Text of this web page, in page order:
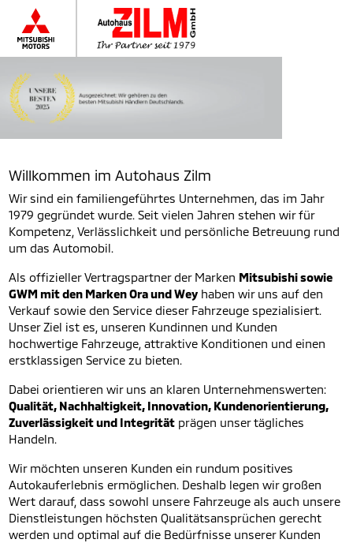
Willkommen im Autohaus Zilm
Wir sind ein familiengeführtes Unternehmen, das im Jahr
1979 gegründet wurde. Seit vielen Jahren stehen wir für
Kompetenz, Verlässlichkeit und persönliche Betreuung rund
um das Automobil.
Als offizieller Vertragspartner der Marken Mitsubishi sowie
GWM mit den Marken Ora und Wey haben wir uns auf den
Verkauf sowie den Service dieser Fahrzeuge spezialisiert.
Unser Ziel ist es, unseren Kundinnen und Kunden
hochwertige Fahrzeuge, attraktive Konditionen und einen
erstklassigen Service zu bieten.
Dabei orientieren wir uns an klaren Unternehmenswerten:
Qualität, Nachhaltigkeit, Innovation, Kundenorientierung,
Zuverlässigkeit und Integrität prägen unser tägliches
Handeln.
Wir möchten unseren Kunden ein rundum positives
Autokauferlebnis ermöglichen. Deshalb legen wir großen
Wert darauf, dass sowohl unsere Fahrzeuge als auch unsere
Dienstleistungen höchsten Qualitätsansprüchen gerecht
werden und optimal auf die Bedürfnisse unserer Kunden